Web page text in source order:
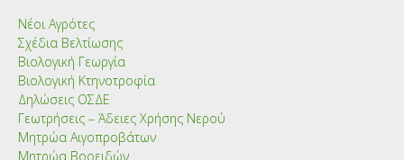
Νέοι Αγρότες
Σχέδια Βελτίωσης
Βιολογική Γεωργία
Βιολογική Κτηνοτροφία
Δηλώσεις ΟΣΔΕ
Γεωτρήσεις – Άδειες Χρήσης Νερού
Μητρώα Αιγοπροβάτων
Μητρώα Βοοειδών